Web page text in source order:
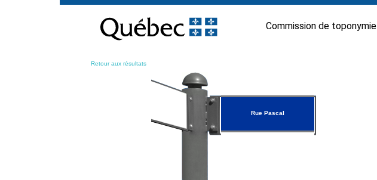
contenu
Commission de toponymie
Retour aux résultats
Rue Pascal